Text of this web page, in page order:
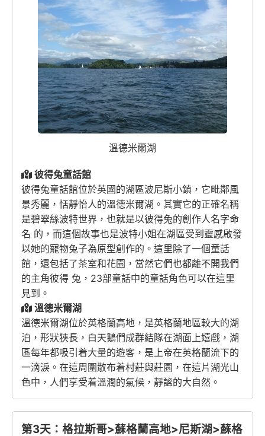
溫德米爾湖
彼得兔童話館
彼得兔童話館位於英國的湖區波尼斯小鎮，它毗鄰風
景秀麗，恬靜怡人的溫德米爾湖。其實它的正確名稱
是碧翠絲波特世界，也就是以彼得兔的創作人名字命
名 的，而這個故事也是波特小姐在湖區受到靈感啟發
以她的寵物兔子為原型創作的。這里除了一個童話
館，還包括了茶室和花園，當然它們也都離不開我們
的主角彼得 兔，23部童話中的童話角色可以在這里
見到。
溫德米爾湖
溫德米爾湖位於英格蘭高地，是英格蘭地區較大的湖
泊，形狀狹長，白天鵝們成群結隊在湖面上嬉戲，湖
區每年都吸引着大量的遊客，是上帝在英格蘭流下的
一滴淚。在這周圍散布着村莊與莊園，在這片湖光山
色中，人們享受着溫潤的氣候，靜謐的大自然。
第3天：格拉斯哥>蘇格蘭高地>尼斯湖>蘇格